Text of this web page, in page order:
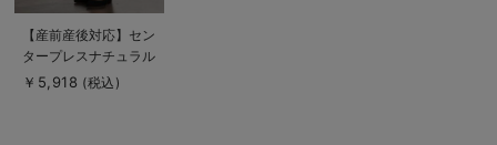
商
品
詳
を
【産前産後対応】セン
タープレスナチュラル
ワイドクロップドパン
￥5,918 (税込)